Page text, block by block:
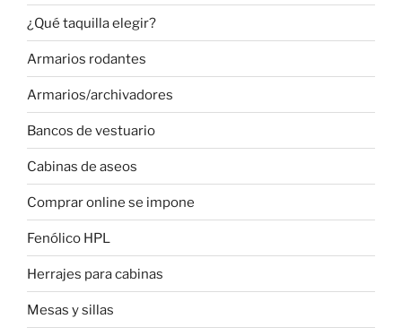
¿Qué taquilla elegir?
Armarios rodantes
Armarios/archivadores
Bancos de vestuario
Cabinas de aseos
Comprar online se impone
Fenólico HPL
Herrajes para cabinas
Mesas y sillas